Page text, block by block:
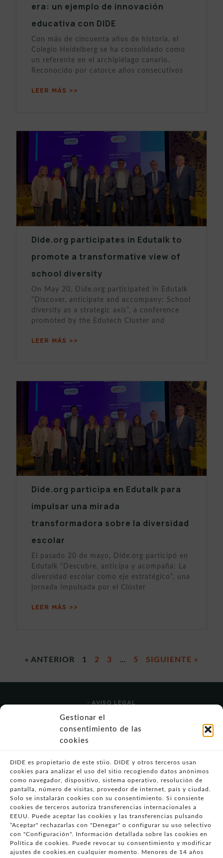
Gestionar el
consentimiento de las
cookies
DIDE es propietario de este stiio. DIDE y otros terceros usan
cookies para analizar el uso del sitio recogiendo datos anónimos
como navegador, dispositivo, sistema operativo, resolución de
pantalla, número de visitas, proveedor de internet, país y ciudad.
Solo se instalarán cookies con su consentimiento. Si consiente
cookies de terceros autoriza transferencias internacionales a
EEUU. Puede aceptar las cookies y las transferencias pulsando
“Aceptar" rechazarlas con "Denegar" o configurar su uso selectivo
con "Configuración". Información detallada sobre las cookies en
Política de cookies. Puede revocar su consentimiento y modificar
ajustes de cookies.en cualquier momento. Menores de 14 años
era: un ejemplo de innovación
educativa con DIDE
Con más de cincuenta años de historia, el
Colegio Heidelberg se ha consolidado como
un referente en el archipiélago canario.
Reconocido por catorce años consecutivos
LEER MÁS >>
Dide.org participates in Edutalk to
promote a transformative view of
school diversity
On May 20, Dide.org participated in Edutalk
“Discover, anticipate and accompany: School
diversity as a strategic axis”, a conference
promoted by the Edutech Cluster and
LEER MÁS >>
Dide.org participa en Edutalk para
impulsar una mirada
transformadora sobre la diversidad
escolar
El pasado 20 de mayo, Dide.org participó en
Edutalk “Descubre, anticipa y acompaña: La
diversidad escolar como eje estratégico”, una
jornada impulsada por el Clúster
LEER MÁS >>
« ANTERIOR 1 2 3 … 5 SIGUIENTE »
- AVISO LEGAL
- POLÍTICA DE USO
- POLÍTICA DE PRIVACIDAD
- POLÍTICA DE COOKIES (UE)
VULNERABILIDADES
- CONDICIONES PARTICULARES DE COMPRA
- GUÍA DE COMPRA
- GUÍA DE PRIVACIDAD
- DESISTIMIENTO
- ATENCIÓN AL CLIENTE